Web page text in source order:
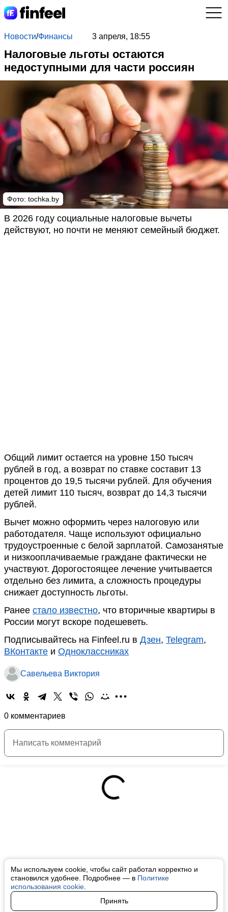
Мы используем cookie, чтобы сайт работал корректно и
становился удобнее. Подробнее — в Политике
использования cookie
Принять
Новости/Финансы 3 апреля, 18:55
Налоговые льготы остаются
недоступными для части россиян
Фото: tochka.by
В 2026 году социальные налоговые вычеты
действуют, но почти не меняют семейный бюджет.
Общий лимит остается на уровне 150 тысяч
рублей в год, а возврат по ставке составит 13
процентов до 19,5 тысячи рублей. Для обучения
детей лимит 110 тысяч, возврат до 14,3 тысячи
рублей.
Вычет можно оформить через налоговую или
работодателя. Чаще используют официально
трудоустроенные с белой зарплатой. Самозанятые
и низкооплачиваемые граждане фактически не
участвуют. Дорогостоящее лечение учитывается
отдельно без лимита, а сложность процедуры
снижает доступность льготы.
Ранее стало известно, что вторичные квартиры в
России могут вскоре подешеветь.
Подписывайтесь на Finfeel.ru в Дзен, Telegram,
ВКонтакте и Одноклассниках
Савельева Виктория
0 комментариев